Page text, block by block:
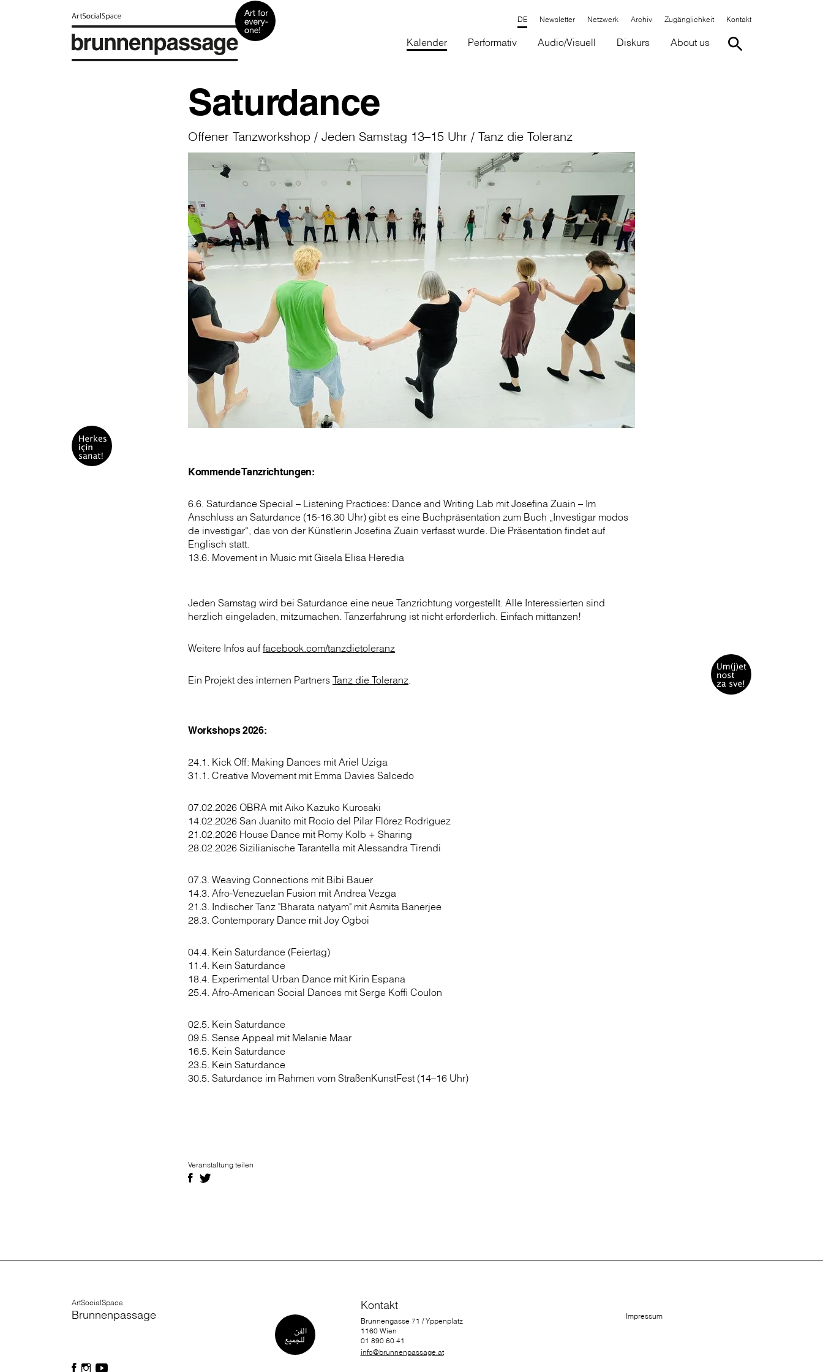
Newsletter Netzwerk Archiv Zugänglichkeit Kontakt
Kalender Performativ Audio/Visuell Diskurs About us
Saturdance
Offener Tanzworkshop / Jeden Samstag 13–15 Uhr / Tanz die Toleranz
Kommende Tanzrichtungen:
6.6. Saturdance Special – Listening Practices: Dance and Writing Lab mit Josefina Zuain – Im
Anschluss an Saturdance (15-16.30 Uhr) gibt es eine Buchpräsentation zum Buch „Investigar modos
de investigar“, das von der Künstlerin Josefina Zuain verfasst wurde. Die Präsentation findet auf
Englisch statt.
13.6. Movement in Music mit Gisela Elisa Heredia
Jeden Samstag wird bei Saturdance eine neue Tanzrichtung vorgestellt. Alle Interessierten sind
herzlich eingeladen, mitzumachen. Tanzerfahrung ist nicht erforderlich. Einfach mittanzen!
Weitere Infos auffacebook.com/tanzdietoleranz
Ein Projekt des internen Partners Tanz die Toleranz.
Workshops 2026:
24.1. Kick Off: Making Dances mit Ariel Uziga
31.1. Creative Movement mit Emma Davies Salcedo
07.02.2026 OBRA mit Aiko Kazuko Kurosaki
14.02.2026 San Juanito mit Rocío del Pilar Flórez Rodríguez
21.02.2026 House Dance mit Romy Kolb + Sharing
28.02.2026 Sizilianische Tarantella mit Alessandra Tirendi
07.3. Weaving Connections mit Bibi Bauer
14.3. Afro-Venezuelan Fusion mit Andrea Vezga
21.3. Indischer Tanz "Bharata natyam" mit Asmita Banerjee
28.3. Contemporary Dance mit Joy Ogboi
04.4. Kein Saturdance (Feiertag)
11.4. Kein Saturdance
18.4. Experimental Urban Dance mit Kirin Espana
25.4. Afro-American Social Dances mit Serge Koffi Coulon
02.5. Kein Saturdance
09.5. Sense Appeal mit Melanie Maar
16.5. Kein Saturdance
23.5. Kein Saturdance
30.5. Saturdance im Rahmen vom StraßenKunstFest (14–16 Uhr)
Veranstaltung teilen
ArtSocialSpace
Brunnenpassage
Kontakt
Brunnengasse 71 / Yppenplatz
1160 Wien
01 890 60 41
info@brunnenpassage.at
Impressum